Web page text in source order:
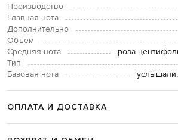
Производство
Главная нота
Дополнительно
Объем
Средняя нота
роза
Тип
Базовая нота
ОПЛАТА И ДОСТАВКА